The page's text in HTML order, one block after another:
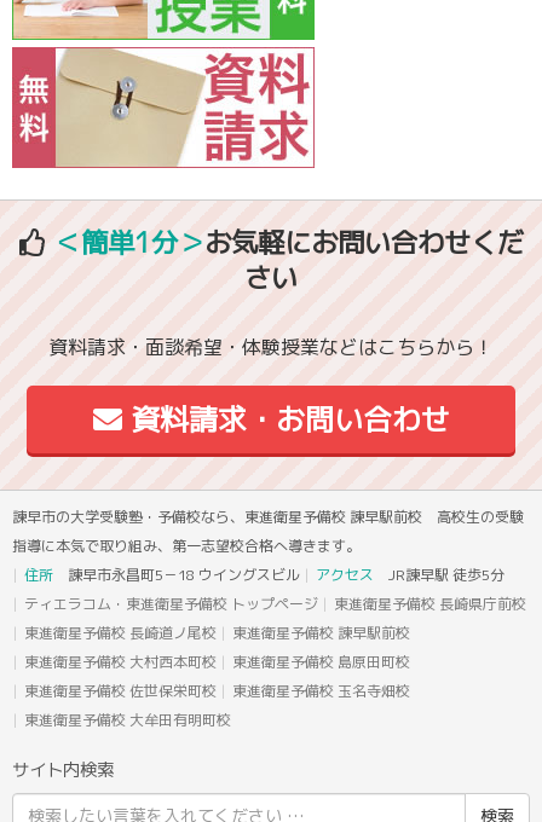
＜簡単1分＞お気軽にお問い合わせくだ
さい
資料請求・面談希望・体験授業などはこちらから！
資料請求・お問い合わせ
諫早市の大学受験塾・予備校なら、東進衛星予備校 諫早駅前校 高校生の受験
指導に本気で取り組み、第一志望校合格へ導きます。
住所 諫早市永昌町5－18 ウイングスビル アクセス JR諫早駅 徒歩5分
ティエラコム・東進衛星予備校 トップページ
東進衛星予備校 長崎県庁前校
東進衛星予備校 長崎道ノ尾校
東進衛星予備校 諫早駅前校
東進衛星予備校 大村西本町校
東進衛星予備校 島原田町校
東進衛星予備校 佐世保栄町校
東進衛星予備校 玉名寺畑校
東進衛星予備校 大牟田有明町校
サイト内検索